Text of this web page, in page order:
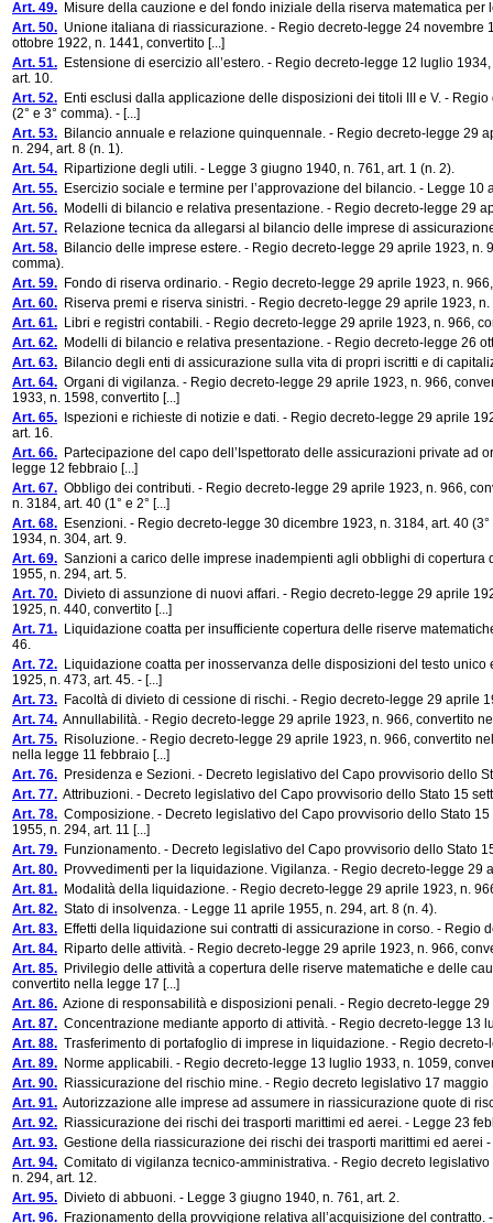
Art. 49. Misure della cauzione e del fondo iniziale della riserva matematica
Art. 50. Unione italiana di riassicurazione. - Regio decreto-legge 24
ottobre 1922, n. 1441, convertito [...]
Art. 51. Estensione di esercizio all’estero. - Regio decreto-legge 12 luglio
art. 10.
Art. 52. Enti esclusi dalla applicazione delle disposizioni dei titoli III e V. -
(2° e 3° comma). - [...]
Art. 53. Bilancio annuale e relazione quinquennale. - Regio decreto-legge 29
n. 294, art. 8 (n. 1).
Art. 54. Ripartizione degli utili. - Legge 3 giugno 1940, n. 761, art. 1 (n. 2).
Art. 55. Esercizio sociale e termine per l’approvazione del bilancio. - Legge 10
Art. 56. Modelli di bilancio e relativa presentazione. - Regio decreto-legge 29
Art. 57. Relazione tecnica da allegarsi al bilancio delle imprese di
Art. 58. Bilancio delle imprese estere. - Regio decreto-legge 29 aprile 1923, n.
comma).
Art. 59. Fondo di riserva ordinario. - Regio decreto-legge 29 aprile 1923, n.
Art. 60. Riserva premi e riserva sinistri. - Regio decreto-legge 29 aprile 1923,
Art. 61. Libri e registri contabili. - Regio decreto-legge 29 aprile 1923, n. 966,
Art. 62. Modelli di bilancio e relativa presentazione. - Regio decreto-legge 26
Art. 63. Bilancio degli enti di assicurazione sulla vita di propri iscritti e di
Art. 64. Organi di vigilanza. - Regio decreto-legge 29 aprile 1923, n. 966,
1933, n. 1598, convertito [...]
Art. 65. Ispezioni e richieste di notizie e dati. - Regio decreto-legge 29 aprile
art. 16.
Art. 66. Partecipazione del capo dell’Ispettorato delle assicurazioni private
legge 12 febbraio [...]
Art. 67. Obbligo dei contributi. - Regio decreto-legge 29 aprile 1923, n. 966,
n. 3184, art. 40 (1° e 2° [...]
Art. 68. Esenzioni. - Regio decreto-legge 30 dicembre 1923, n. 3184, art. 40
1934, n. 304, art. 9.
Art. 69. Sanzioni a carico delle imprese inadempienti agli obblighi di
1955, n. 294, art. 5.
Art. 70. Divieto di assunzione di nuovi affari. - Regio decreto-legge 29 aprile
1925, n. 440, convertito [...]
Art. 71. Liquidazione coatta per insufficiente copertura delle riserve
46.
Art. 72. Liquidazione coatta per inosservanza delle disposizioni del testo
1925, n. 473, art. 45. - [...]
Art. 73. Facoltà di divieto di cessione di rischi. - Regio decreto-legge 29 aprile
Art. 74. Annullabilità. - Regio decreto-legge 29 aprile 1923, n. 966, convertito
Art. 75. Risoluzione. - Regio decreto-legge 29 aprile 1923, n. 966, convertito
nella legge 11 febbraio [...]
Art. 76. Presidenza e Sezioni. - Decreto legislativo del Capo provvisorio dello
Art. 77. Attribuzioni. - Decreto legislativo del Capo provvisorio dello Stato 15
Art. 78. Composizione. - Decreto legislativo del Capo provvisorio dello Stato
1955, n. 294, art. 11 [...]
Art. 79. Funzionamento. - Decreto legislativo del Capo provvisorio dello Stato
Art. 80. Provvedimenti per la liquidazione. Vigilanza. - Regio decreto-legge
Art. 81. Modalità della liquidazione. - Regio decreto-legge 29 aprile 1923, n.
Art. 82. Stato di insolvenza. - Legge 11 aprile 1955, n. 294, art. 8 (n. 4).
Art. 83. Effetti della liquidazione sui contratti di assicurazione in corso. -
Art. 84. Riparto delle attività. - Regio decreto-legge 29 aprile 1923, n. 966,
Art. 85. Privilegio delle attività a copertura delle riserve matematiche e delle
convertito nella legge 17 [...]
Art. 86. Azione di responsabilità e disposizioni penali. - Regio decreto-legge
Art. 87. Concentrazione mediante apporto di attività. - Regio decreto-legge 13
Art. 88. Trasferimento di portafoglio di imprese in liquidazione. - Regio
Art. 89. Norme applicabili. - Regio decreto-legge 13 luglio 1933, n. 1059,
Art. 90. Riassicurazione del rischio mine. - Regio decreto legislativo 17 maggio
Art. 91. Autorizzazione alle imprese ad assumere in riassicurazione quote di
Art. 92. Riassicurazione dei rischi dei trasporti marittimi ed aerei. - Legge 23
Art. 93. Gestione della riassicurazione dei rischi dei trasporti marittimi ed aerei
Art. 94. Comitato di vigilanza tecnico-amministrativa. - Regio decreto
n. 294, art. 12.
Art. 95. Divieto di abbuoni. - Legge 3 giugno 1940, n. 761, art. 2.
Art. 96. Frazionamento della provvigione relativa all’acquisizione del contratto.